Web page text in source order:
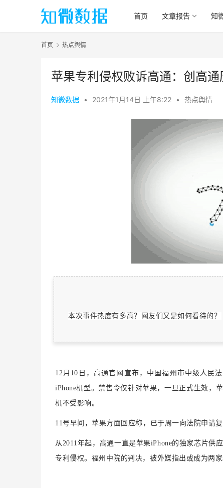
首页 文章报告 知
首页 热点舆情
苹果专利侵权败诉高通：创高
知微数据 • 2021年1月14日 上午8:22 • 热点舆情
本次事件热度有多高？网友们又是如何看待的？
12月10日，高通 官网 宣布，中国福州市中级人民
iPhone机型。禁售令仅针对苹果，一旦正式生效，
机不受影响。
11号早间，苹果方面回应称，已于周一向法院申请
从2011年起，高通一直是苹果iPhone的独家芯片供
专利侵权。福州中院的判决，被外媒指出或成为两